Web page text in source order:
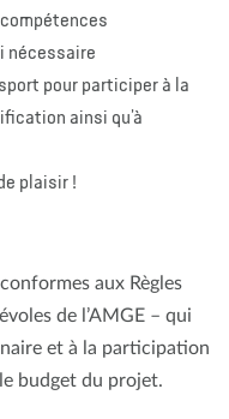
nécessaire
pour participer à la
ainsi qu’à
plaisir !
aux Règles
de l’AMGE – qui
et à la participation
budget du projet.